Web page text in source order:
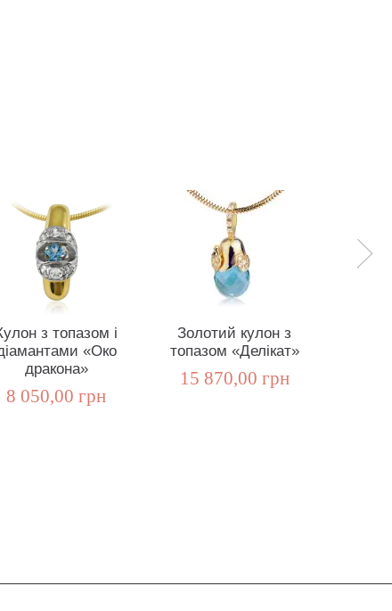
з топазом і
«Око
дракона»
8 050,00 грн
Золотий кулон з
топазом «Делікат»
15 870,00 грн